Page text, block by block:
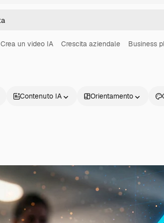
Crea un video IA Crescita aziendale Business
Contenuto IA Orientamento
Prodotti